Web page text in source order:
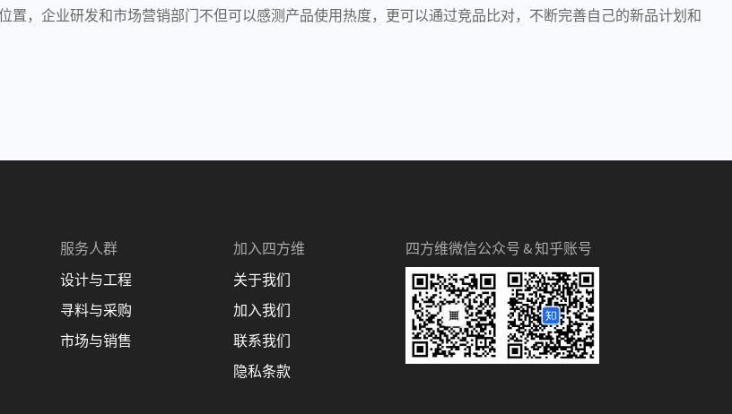
，企业研发和市场营销部门不但可以感测产品使用热度，更可以通过竞品比对，不断完善自己的新品计划和
服务人群
设计与工程
寻料与采购
市场与销售
加入四方维
关于我们
加入我们
联系我们
隐私条款
四方维微信公众号 & 知乎账号